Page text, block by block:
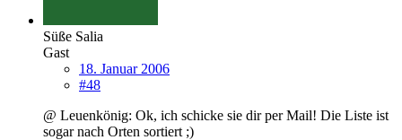
Süße Salia
Gast
18. Januar 2006
#48
@ Leuenkönig: Ok, ich schicke sie dir per Mail! Die Liste ist
sogar nach Orten sortiert ;)